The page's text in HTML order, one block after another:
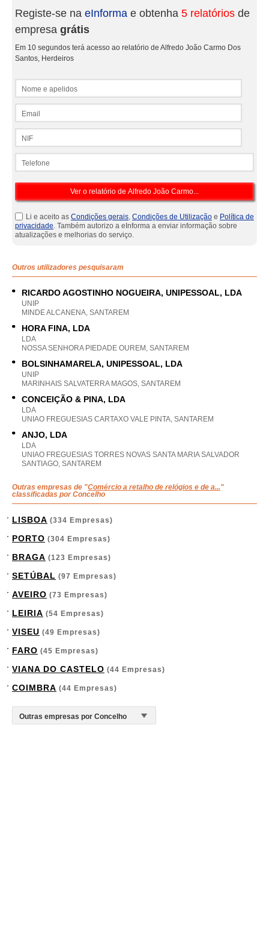
Registe-se na eInforma e obtenha 5 relatórios de
empresa grátis
Em 10 segundos terá acesso ao relatório de Alfredo João Carmo Dos
Santos, Herdeiros
Li e aceito as Condições gerais, Condições de Utilização e Política de
privacidade. Também autorizo a eInforma a enviar informação sobre
atualizações e melhorias do serviço.
Outros utilizadores pesquisaram
RICARDO AGOSTINHO NOGUEIRA, UNIPESSOAL, LDA
UNIP
MINDE ALCANENA, SANTAREM
HORA FINA, LDA
LDA
NOSSA SENHORA PIEDADE OUREM, SANTAREM
BOLSINHAMARELA, UNIPESSOAL, LDA
UNIP
MARINHAIS SALVATERRA MAGOS, SANTAREM
CONCEIÇÃO & PINA, LDA
LDA
UNIAO FREGUESIAS CARTAXO VALE PINTA, SANTAREM
ANJO, LDA
LDA
UNIAO FREGUESIAS TORRES NOVAS SANTA MARIA SALVADOR
SANTIAGO, SANTAREM
Outras empresas de "Comércio a retalho de relógios e de a..."
classificadas por Concelho
LISBOA (334 Empresas)
PORTO (304 Empresas)
BRAGA (123 Empresas)
SETÚBAL (97 Empresas)
AVEIRO (73 Empresas)
LEIRIA (54 Empresas)
VISEU (49 Empresas)
FARO (45 Empresas)
VIANA DO CASTELO (44 Empresas)
COIMBRA (44 Empresas)